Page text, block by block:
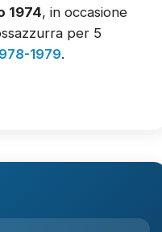
1974, in occasione
per 5
1979.